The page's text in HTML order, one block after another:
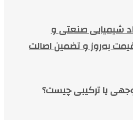
شیمیایی صنعتی و
به‌روز و تضمین اصالت
یا ترکیبی چیست؟